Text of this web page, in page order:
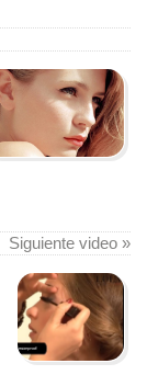
Siguiente video »